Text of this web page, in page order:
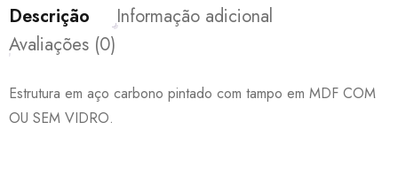
Descrição
Informação adicional
Avaliações (0)
Estrutura em aço carbono pintado com tampo em MDF COM
OU SEM VIDRO.